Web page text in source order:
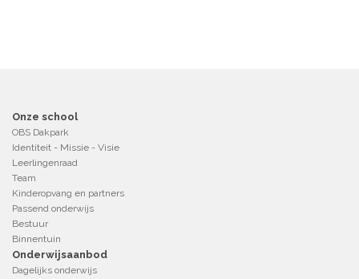
Onze school
OBS Dakpark
Identiteit - Missie - Visie
Leerlingenraad
Team
Kinderopvang en partners
Passend onderwijs
Bestuur
Binnentuin
Onderwijsaanbod
Dagelijks onderwijs